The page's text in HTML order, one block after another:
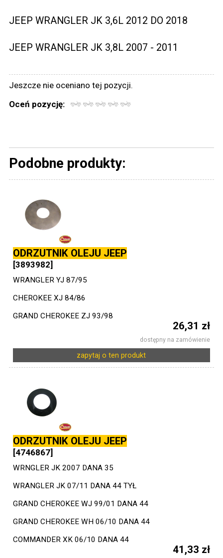
JEEP WRANGLER JK 3,6L 2012 DO 2018
JEEP WRANGLER JK 3,8L 2007 - 2011
Jeszcze nie oceniano tej pozycji.
Oceń pozycję:
Podobne produkty:
ODRZUTNIK OLEJU JEEP
[3893982]
WRANGLER YJ 87/95
CHEROKEE XJ 84/86
GRAND CHEROKEE ZJ 93/98
26,31 zł
dostępny na zamówienie
zapytaj o ten produkt
ODRZUTNIK OLEJU JEEP
[4746867]
WRNGLER JK 2007 DANA 35
WRANGLER JK 07/11 DANA 44 TYŁ
GRAND CHEROKEE WJ 99/01 DANA 44
GRAND CHEROKEE WH 06/10 DANA 44
COMMANDER XK 06/10 DANA 44
41,33 zł